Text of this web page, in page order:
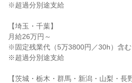
※超過分別途支給
【埼玉・千葉】
月給26万円～
※固定残業代（5万3800円／30h）含む
※超過分別途支給
【茨城・栃木・群馬・新潟・山梨・長